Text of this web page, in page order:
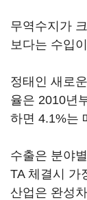
무역수지가
보다는 수입
정태인 새로
율은 2010년
하면 4.1%는
수출은 분야
TA 체결시 가
산업은 완성